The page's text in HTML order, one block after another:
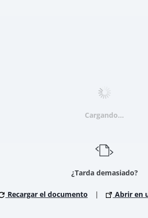
Cargando...
¿Tarda demasiado?
Recargar el documento | Abrir en